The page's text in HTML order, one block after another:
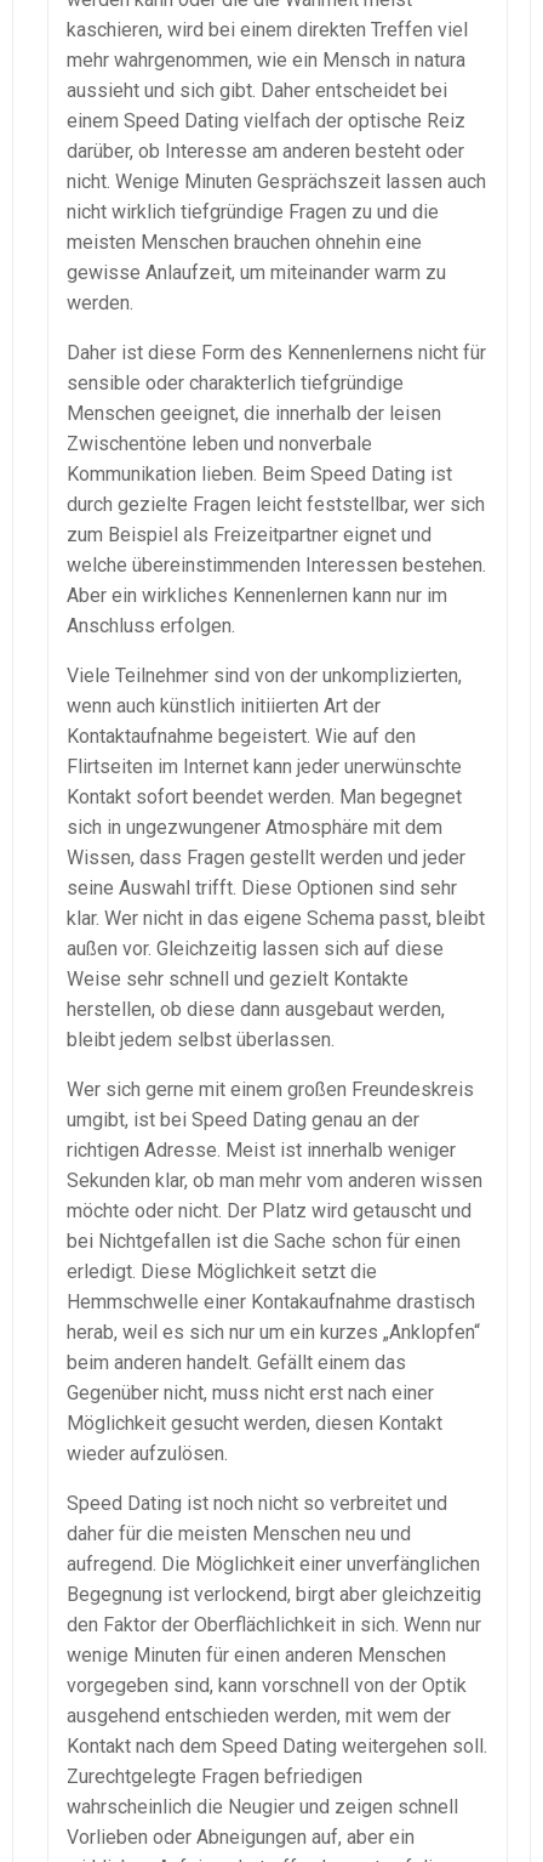
kaschieren, wird bei einem direkten Treffen viel
mehr wahrgenommen, wie ein Mensch in natura
aussieht und sich gibt. Daher entscheidet bei
einem Speed Dating vielfach der optische Reiz
darüber, ob Interesse am anderen besteht oder
nicht. Wenige Minuten Gesprächszeit lassen auch
nicht wirklich tiefgründige Fragen zu und die
meisten Menschen brauchen ohnehin eine
gewisse Anlaufzeit, um miteinander warm zu
werden.
Daher ist diese Form des Kennenlernens nicht für
sensible oder charakterlich tiefgründige
Menschen geeignet, die innerhalb der leisen
Zwischentöne leben und nonverbale
Kommunikation lieben. Beim Speed Dating ist
durch gezielte Fragen leicht feststellbar, wer sich
zum Beispiel als Freizeitpartner eignet und
welche übereinstimmenden Interessen bestehen.
Aber ein wirkliches Kennenlernen kann nur im
Anschluss erfolgen.
Viele Teilnehmer sind von der unkomplizierten,
wenn auch künstlich initiierten Art der
Kontaktaufnahme begeistert. Wie auf den
Flirtseiten im Internet kann jeder unerwünschte
Kontakt sofort beendet werden. Man begegnet
sich in ungezwungener Atmosphäre mit dem
Wissen, dass Fragen gestellt werden und jeder
seine Auswahl trifft. Diese Optionen sind sehr
klar. Wer nicht in das eigene Schema passt, bleibt
außen vor. Gleichzeitig lassen sich auf diese
Weise sehr schnell und gezielt Kontakte
herstellen, ob diese dann ausgebaut werden,
bleibt jedem selbst überlassen.
Wer sich gerne mit einem großen Freundeskreis
umgibt, ist bei Speed Dating genau an der
richtigen Adresse. Meist ist innerhalb weniger
Sekunden klar, ob man mehr vom anderen wissen
möchte oder nicht. Der Platz wird getauscht und
bei Nichtgefallen ist die Sache schon für einen
erledigt. Diese Möglichkeit setzt die
Hemmschwelle einer Kontakaufnahme drastisch
herab, weil es sich nur um ein kurzes „Anklopfen“
beim anderen handelt. Gefällt einem das
Gegenüber nicht, muss nicht erst nach einer
Möglichkeit gesucht werden, diesen Kontakt
wieder aufzulösen.
Speed Dating ist noch nicht so verbreitet und
daher für die meisten Menschen neu und
aufregend. Die Möglichkeit einer unverfänglichen
Begegnung ist verlockend, birgt aber gleichzeitig
den Faktor der Oberflächlichkeit in sich. Wenn nur
wenige Minuten für einen anderen Menschen
vorgegeben sind, kann vorschnell von der Optik
ausgehend entschieden werden, mit wem der
Kontakt nach dem Speed Dating weitergehen soll.
Zurechtgelegte Fragen befriedigen
wahrscheinlich die Neugier und zeigen schnell
Vorlieben oder Abneigungen auf, aber ein